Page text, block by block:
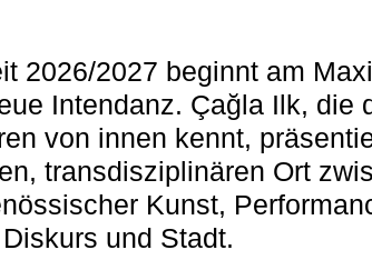
2026/2027 beginnt am
Intendanz. Çağla Ilk, die
von innen kennt,
transdisziplinären Ort
Kunst,
und Stadt.